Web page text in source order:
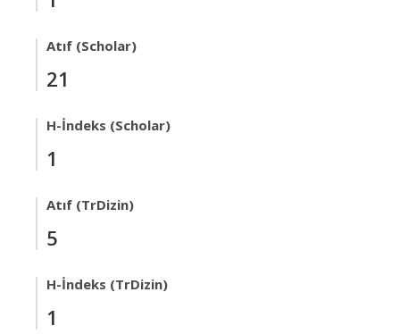
Atıf (Scholar)
21
H-İndeks (Scholar)
1
Atıf (TrDizin)
5
H-İndeks (TrDizin)
1